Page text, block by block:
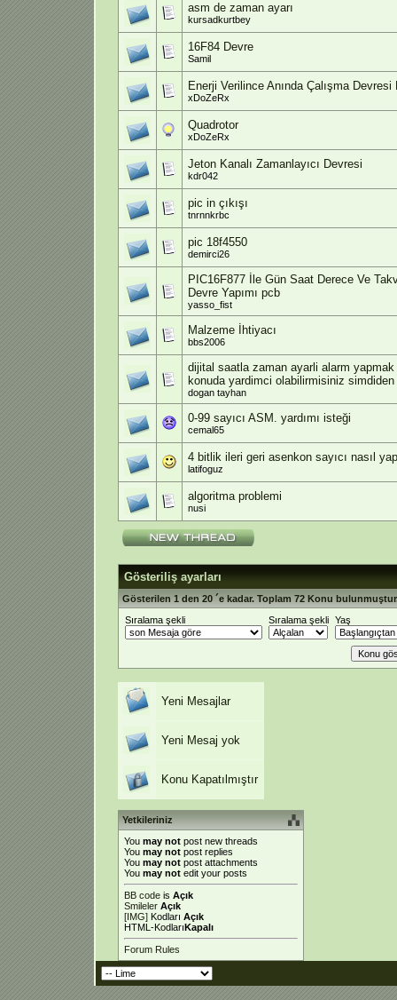
asm de zaman ayarı
kursadkurtbey
16F84 Devre
Samil
Enerji Verilince Anında Çalışma Devresi
xDoZeRx
Quadrotor
xDoZeRx
Jeton Kanalı Zamanlayıcı Devresi
kdr042
pic in çıkışı
tnrnnkrbc
pic 18f4550
demirci26
PIC16F877 İle Gün Saat Derece Ve
Devre Yapımı pcb
yasso_fist
Malzeme İhtiyacı
bbs2006
dijital saatla zaman ayarli alarm
konuda yardimci olabilirmisiniz
dogan tayhan
0-99 sayıcı ASM. yardımı isteği
cemal65
4 bitlik ileri geri asenkon sayıcı nasıl
latifoguz
algoritma problemi
nusi
Gösteriliş ayarları
Gösterilen 1 den 20 ´e kadar. Toplam 72 Konu
Sıralama şekli
Sıralama şekli Yaş
Yeni Mesajlar
Yeni Mesaj yok
Konu Kapatılmıştır
Yetkileriniz
You may not post new threads
You may not post replies
You may not post attachments
You may not edit your posts
BB code is Açık
Smileler Açık
[IMG] Kodları Açık
HTML-KodlarıKapalı
Forum Rules